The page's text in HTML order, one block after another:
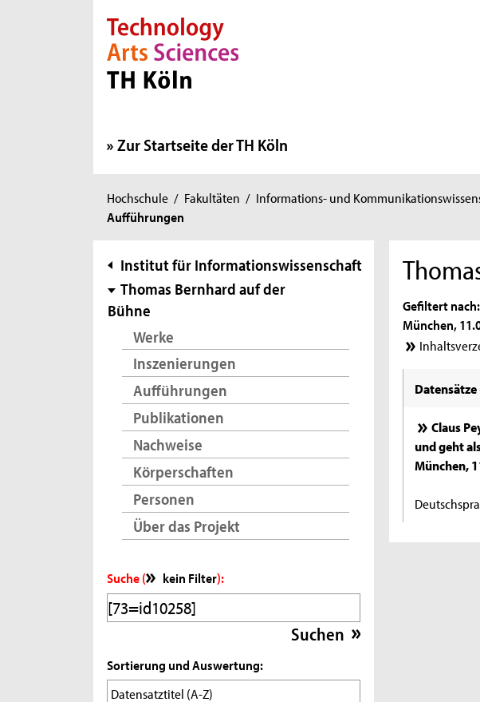
Direkt zur Hauptnavigation
Direkt zur Subnavigation
Direkt zum Inhalt
Direkt zum Fußbereich
Zur Startseite der TH Köln
Sie
sind
Hochschule / Fakultäten / Informations- und
Aufführungen
Subnavigation
Institut für Informationswissenschaft
Thomas Bernhard auf der
Bühne
Werke
Inszenierungen
Aufführungen
Publikationen
Nachweise
Körperschaften
Personen
Über das Projekt
Suche ( kein Filter):
Sortierung und Auswertung:
Gefiltert
München,
Claus
und geht
München,